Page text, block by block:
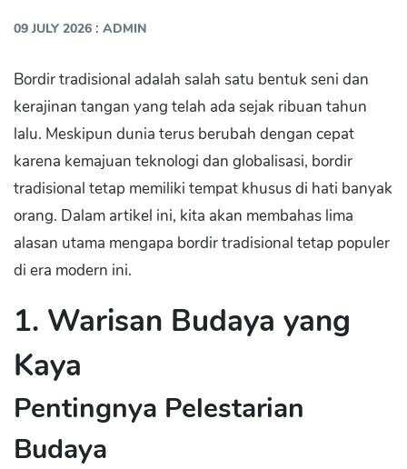
09 JULY 2026 : ADMIN
Bordir tradisional adalah salah satu bentuk seni dan
kerajinan tangan yang telah ada sejak ribuan tahun
lalu. Meskipun dunia terus berubah dengan cepat
karena kemajuan teknologi dan globalisasi, bordir
tradisional tetap memiliki tempat khusus di hati banyak
orang. Dalam artikel ini, kita akan membahas lima
alasan utama mengapa bordir tradisional tetap populer
di era modern ini.
1. Warisan Budaya yang
Kaya
Pentingnya Pelestarian
Budaya